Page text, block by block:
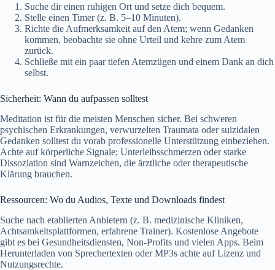
Suche dir einen ruhigen Ort und setze dich bequem.
Stelle einen Timer (z. B. 5–10 Minuten).
Richte die Aufmerksamkeit auf den Atem; wenn Gedanken
kommen, beobachte sie ohne Urteil und kehre zum Atem
zurück.
Schließe mit ein paar tiefen Atemzügen und einem Dank an dich
selbst.
Sicherheit: Wann du aufpassen solltest
Meditation ist für die meisten Menschen sicher. Bei schweren
psychischen Erkrankungen, verwurzelten Traumata oder suizidalen
Gedanken solltest du vorab professionelle Unterstützung einbeziehen.
Achte auf körperliche Signale; Unterleibsschmerzen oder starke
Dissoziation sind Warnzeichen, die ärztliche oder therapeutische
Klärung brauchen.
Ressourcen: Wo du Audios, Texte und Downloads findest
Suche nach etablierten Anbietern (z. B. medizinische Kliniken,
Achtsamkeitsplattformen, erfahrene Trainer). Kostenlose Angebote
gibt es bei Gesundheitsdiensten, Non-Profits und vielen Apps. Beim
Herunterladen von Sprechertexten oder MP3s achte auf Lizenz und
Nutzungsrechte.